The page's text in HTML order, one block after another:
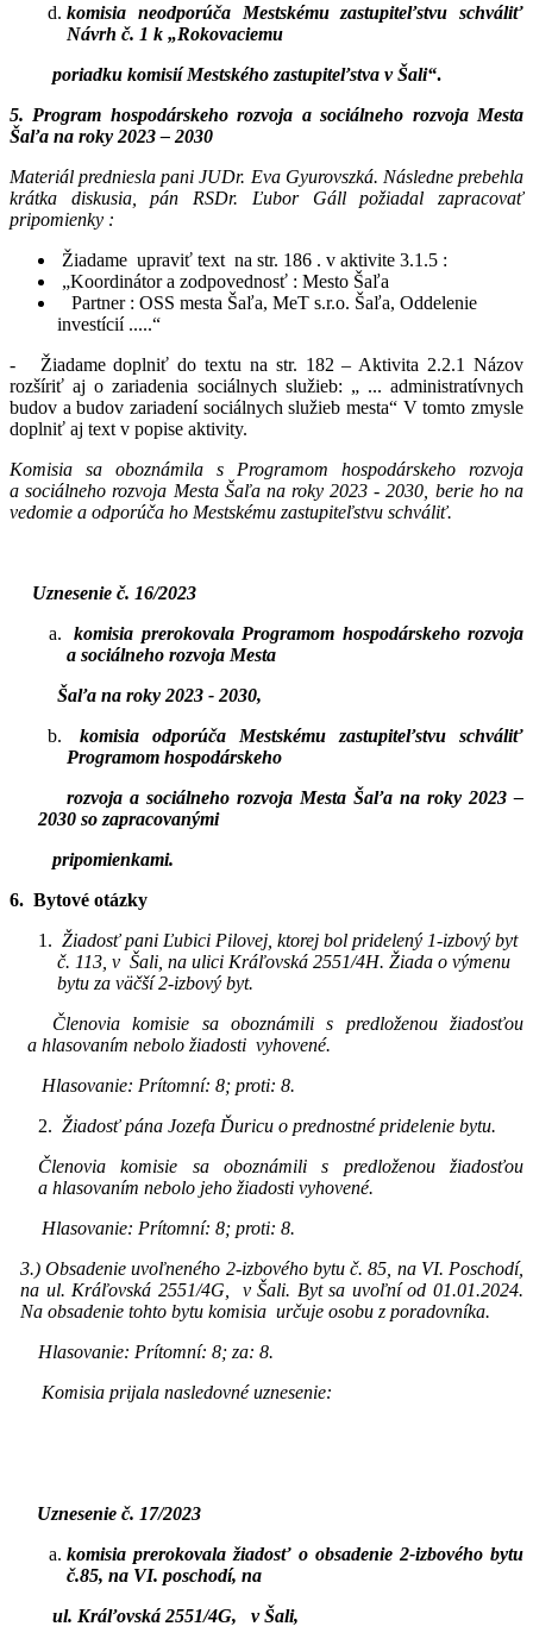
komisia neodporúča Mestskému zastupiteľstvu schváliť
Návrh č. 1 k „Rokovaciemu
poriadku komisií Mestského zastupiteľstva v Šali“.
5. Program hospodárskeho rozvoja a sociálneho rozvoja Mesta
Šaľa na roky 2023 – 2030
Materiál predniesla pani JUDr. Eva Gyurovszká. Následne prebehla
krátka diskusia, pán RSDr. Ľubor Gáll požiadal zapracovať
pripomienky :
Žiadame upraviť text na str. 186 . v aktivite 3.1.5 :
„Koordinátor a zodpovednosť : Mesto Šaľa
Partner : OSS mesta Šaľa, MeT s.r.o. Šaľa, Oddelenie
investícií .....“
- Žiadame doplniť do textu na str. 182 – Aktivita 2.2.1 Názov
rozšíriť aj o zariadenia sociálnych služieb: „ ... administratívnych
budov a budov zariadení sociálnych služieb mesta“ V tomto zmysle
doplniť aj text v popise aktivity.
Komisia sa oboznámila s Programom hospodárskeho rozvoja
a sociálneho rozvoja Mesta Šaľa na roky 2023 - 2030, berie ho na
vedomie a odporúča ho Mestskému zastupiteľstvu schváliť.
Uznesenie č. 16/2023
komisia prerokovala Programom hospodárskeho rozvoja
a sociálneho rozvoja Mesta
Šaľa na roky 2023 - 2030,
komisia odporúča Mestskému zastupiteľstvu schváliť
Programom hospodárskeho
rozvoja a sociálneho rozvoja Mesta Šaľa na roky 2023 –
2030 so zapracovanými
pripomienkami.
6. Bytové otázky
Žiadosť pani Ľubici Pilovej, ktorej bol pridelený 1-izbový byt
č. 113, v Šali, na ulici Kráľovská 2551/4H. Žiada o výmenu
bytu za väčší 2-izbový byt.
Členovia komisie sa oboznámili s predloženou žiadosťou
a hlasovaním nebolo žiadosti vyhovené.
Hlasovanie: Prítomní: 8; proti: 8.
Žiadosť pána Jozefa Ďuricu o prednostné pridelenie bytu.
Členovia komisie sa oboznámili s predloženou žiadosťou
a hlasovaním nebolo jeho žiadosti vyhovené.
Hlasovanie: Prítomní: 8; proti: 8.
3.) Obsadenie uvoľneného 2-izbového bytu č. 85, na VI. Poschodí,
na ul. Kráľovská 2551/4G, v Šali. Byt sa uvoľní od 01.01.2024.
Na obsadenie tohto bytu komisia určuje osobu z poradovníka.
Hlasovanie: Prítomní: 8; za: 8.
Komisia prijala nasledovné uznesenie:
Uznesenie č. 17/2023
komisia prerokovala žiadosť o obsadenie 2-izbového bytu
č.85, na VI. poschodí, na
ul. Kráľovská 2551/4G, v Šali,